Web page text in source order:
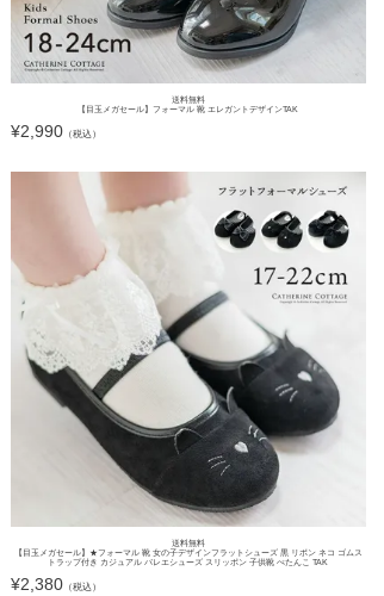
送料無料
【目玉メガセール】フォーマル 靴 エレガントデザインTAK
¥2,990（税込）
送料無料
【目玉メガセール】★フォーマル 靴 女の子デザインフラットシューズ 黒 リボン ネコ ゴムス
トラップ付き カジュアル バレエシューズ スリッポン 子供靴 ぺたんこ TAK
¥2,380（税込）